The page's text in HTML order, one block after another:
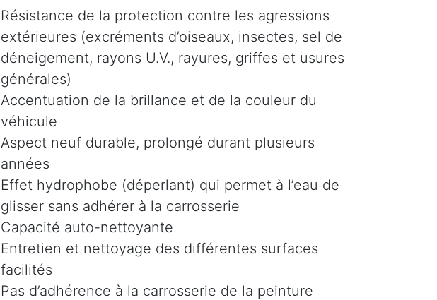
Résistance de la protection contre les agressions
extérieures (excréments d’oiseaux, insectes, sel de
déneigement, rayons U.V., rayures, griffes et usures
générales)
Accentuation de la brillance et de la couleur du
véhicule
Aspect neuf durable, prolongé durant plusieurs
années
Effet hydrophobe (déperlant) qui permet à l’eau de
glisser sans adhérer à la carrosserie
Capacité auto-nettoyante
Entretien et nettoyage des différentes surfaces
facilités
Pas d’adhérence à la carrosserie de la peinture